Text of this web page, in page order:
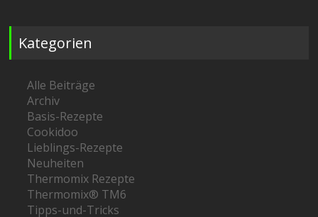
Kategorien
Alle Beiträge
Archiv
Basis-Rezepte
Cookidoo
Lieblings-Rezepte
Neuheiten
Thermomix Rezepte
Thermomix® TM6
Tipps-und-Tricks